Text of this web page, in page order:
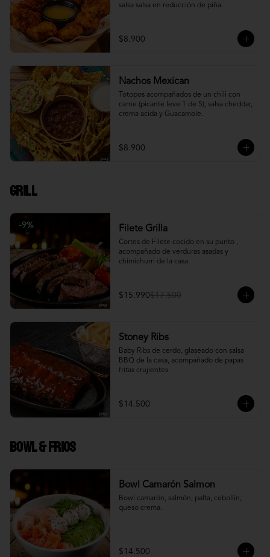
salsa salsa en reducción de piña.
$8.900
Nachos Mexican
Totopos acompañados de un chili con
carne (picante leve 1 de 5), salsa cheddar,
crema acida y Guacamole.
$8.900
Grill
-9% Filete Grilla
Cortes de Filete cocido en su punto ,
acompañado de verduras asadas y
chimichurri de la casa.
$15.990$17.500
Stoney Ribs
Baby Ribs de cerdo, glaseado con salsa
BBQ de la casa, acompañado de papas
fritas crujientes
$14.500
Bowl & frios
Bowl Camarón Salmon
Bowl camarón, salmón, palta, cebollín,
queso crema.
$14.500